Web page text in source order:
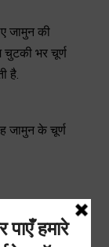
जामुन की
चुटकी भर चूर्ण
है.
जामुन के चूर्ण
1-1 घंटे के